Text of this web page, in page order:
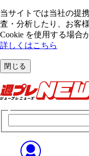
当サイトでは当社の提
査・分析したり、お客
Cookie を使⽤する場合
詳しくはこちら
閉じる